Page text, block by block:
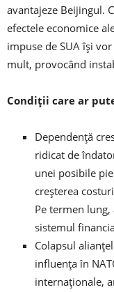
avantajeze Beijingul.
efectele economice
impuse de SUA își
mult, provocând
Condiții care ar
Dependență
ridicat de
unei posibile
creșterea
Pe termen
sistemul
Colapsul
influența în
internaționale,